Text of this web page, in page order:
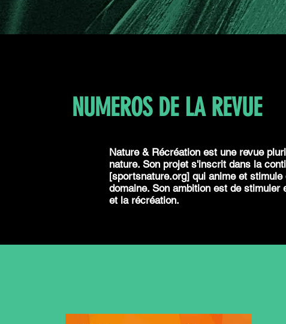
NUMEROS DE LA REVUE
Nature & Récréation est une revue
nature. Son projet s'inscrit dans la
[sportsnature.org] qui anime et
domaine. Son ambition est de
et la récréation.